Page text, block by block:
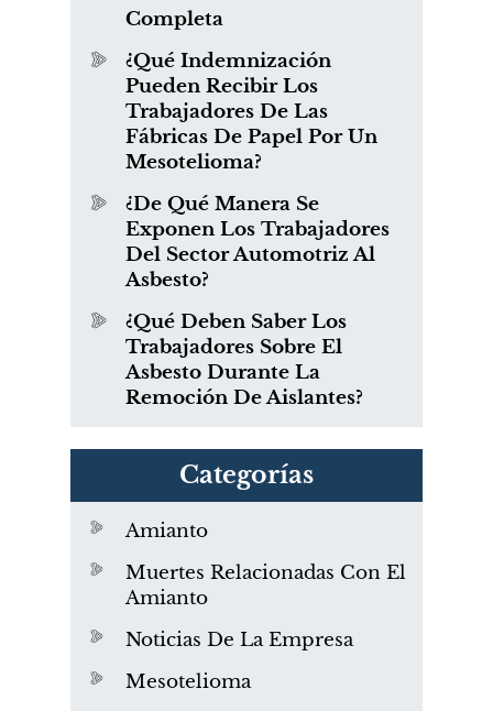
Completa
¿Qué Indemnización
Pueden Recibir Los
Trabajadores De Las
Fábricas De Papel Por Un
Mesotelioma?
¿De Qué Manera Se
Exponen Los Trabajadores
Del Sector Automotriz Al
Asbesto?
¿Qué Deben Saber Los
Trabajadores Sobre El
Asbesto Durante La
Remoción De Aislantes?
Categorías
Amianto
Muertes Relacionadas Con El
Amianto
Noticias De La Empresa
Mesotelioma